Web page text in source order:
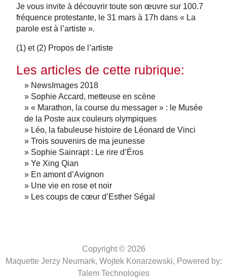
Je vous invite à découvrir toute son œuvre sur 100.7
fréquence protestante, le 31 mars à 17h dans « La
parole est à l’artiste ».
(1) et (2) Propos de l’artiste
Les articles de cette rubrique:
» NewsImages 2018
» Sophie Accard, metteuse en scène
» « Marathon, la course du messager » : le Musée
de la Poste aux couleurs olympiques
» Léo, la fabuleuse histoire de Léonard de Vinci
» Trois souvenirs de ma jeunesse
» Sophie Sainrapt : Le rire d’Éros
» Ye Xing Qian
» En amont d’Avignon
» Une vie en rose et noir
» Les coups de cœur d’Esther Ségal
Copyright © 2026
Maquette Jerzy Neumark, Wojtek Konarzewski, Powered by:
Talem Technologies